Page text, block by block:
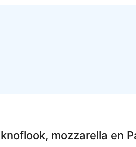
mozzarella en